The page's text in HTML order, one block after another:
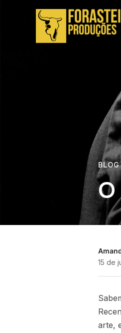
BLOG
15 de
arte,